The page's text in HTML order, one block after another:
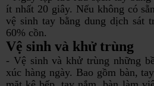
ít nhất 20 giây. Nếu không có
vệ sinh tay bằng dung dịch sát
60% cồn.
Vệ sinh và khử trùng
- Vệ sinh và khử trùng những
xúc hàng ngày. Bao gồm bàn,